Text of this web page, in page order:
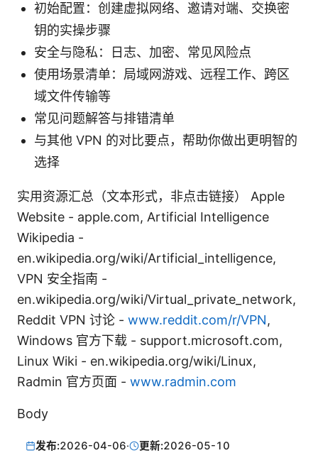
初始配置：创建虚拟网络、邀请对端、交换密
钥的实操步骤
安全与隐私：日志、加密、常见风险点
使用场景清单：局域网游戏、远程工作、跨区
域文件传输等
常见问题解答与排错清单
与其他 VPN 的对比要点，帮助你做出更明智的
选择
实用资源汇总（文本形式，非点击链接） Apple
Website - apple.com, Artificial Intelligence
Wikipedia -
en.wikipedia.org/wiki/Artificial_intelligence,
VPN 安全指南 -
en.wikipedia.org/wiki/Virtual_private_network,
Reddit VPN 讨论 - www.reddit.com/r/VPN,
Windows 官方下载 - support.microsoft.com,
Linux Wiki - en.wikipedia.org/wiki/Linux,
Radmin 官方页面 - www.radmin.com
Body
发布:2026-04-06· 更新:2026-05-10